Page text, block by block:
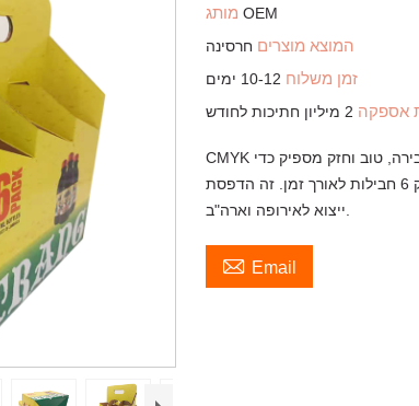
מותגOEM
המוצא מוצרים חרסינה
זמן משלוח 10-12 ימים
אספקה 2 מיליון חתיכות לחודש
CMYK הדפסת 6 חבילות בקבוק קרטון מנשא למיץ ובירה, טוב וחזק מספיק כדי
להחזיק 6 חבילות לאורך זמן. זה הדפסת CMYK עם גודל מותאם אישית. כמות
 Email